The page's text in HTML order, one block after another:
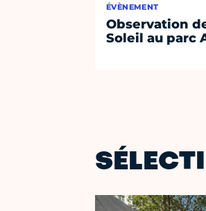
ÉVÈNEMENT
Observation
Soleil au parc